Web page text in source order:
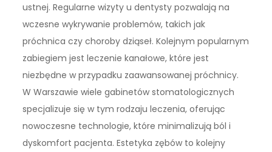
ustnej. Regularne wizyty u dentysty pozwalają na
wczesne wykrywanie problemów, takich jak
próchnica czy choroby dziąseł. Kolejnym popularnym
zabiegiem jest leczenie kanałowe, które jest
niezbędne w przypadku zaawansowanej próchnicy.
W Warszawie wiele gabinetów stomatologicznych
specjalizuje się w tym rodzaju leczenia, oferując
nowoczesne technologie, które minimalizują ból i
dyskomfort pacjenta. Estetyka zębów to kolejny